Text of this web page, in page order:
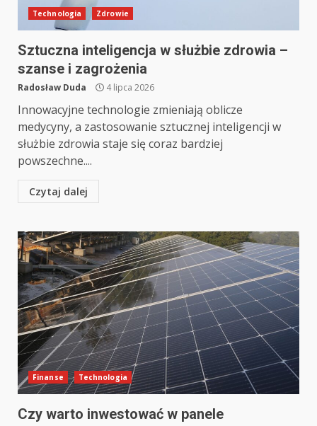
Technologia Zdrowie
Sztuczna inteligencja w służbie zdrowia –
szanse i zagrożenia
Radosław Duda 4 lipca 2026
Innowacyjne technologie zmieniają oblicze
medycyny, a zastosowanie sztucznej inteligencji w
służbie zdrowia staje się coraz bardziej
powszechne....
Czytaj dalej
Finanse Technologia
Czy warto inwestować w panele